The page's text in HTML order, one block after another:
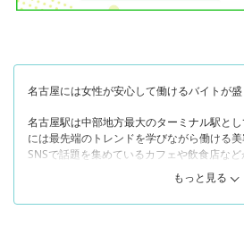
名古屋には女性が安心して働けるバイトが盛
名古屋駅は中部地方最大のターミナル駅と
には最先端のトレンドを学びながら働ける
SNSで話題を集めているカフェや飲食店な
トを探す女性にも人気のエリアです。
そんな名古屋駅周辺は、駅の出口「太閤通
口」で雰囲気が若干異なっています。まず
もっと見る